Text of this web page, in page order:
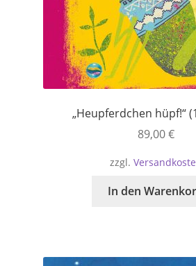
„Heupferdchen hüpf!“
89,00€
zzgl.
In den